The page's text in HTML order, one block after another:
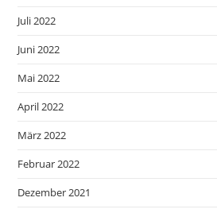
Juli 2022
Juni 2022
Mai 2022
April 2022
März 2022
Februar 2022
Dezember 2021